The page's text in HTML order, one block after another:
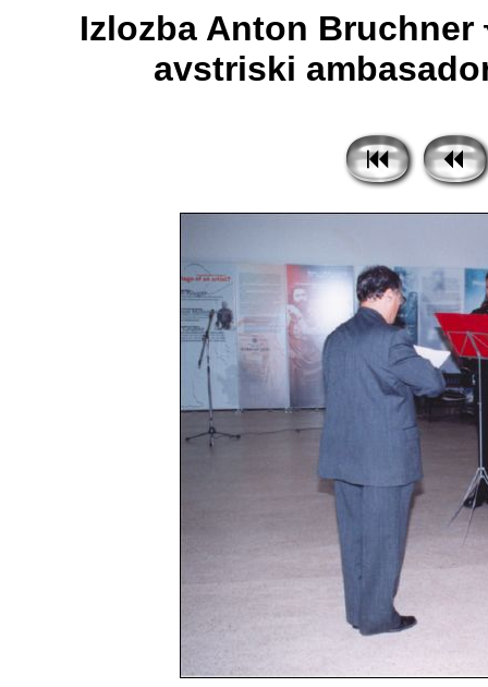
Izlozba Anton
avstriski